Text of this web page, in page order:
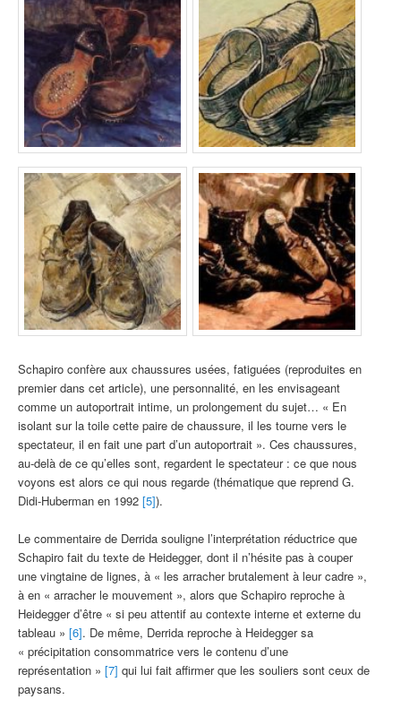
Schapiro confère aux chaussures usées, fatiguées (reproduites en
premier dans cet article), une personnalité, en les envisageant
comme un autoportrait intime, un prolongement du sujet… « En
isolant sur la toile cette paire de chaussure, il les tourne vers le
spectateur, il en fait une part d’un autoportrait ». Ces chaussures,
au-delà de ce qu’elles sont, regardent le spectateur : ce que nous
voyons est alors ce qui nous regarde (thématique que reprend G.
Didi-Huberman en 1992 [5]).
Le commentaire de Derrida souligne l’interprétation réductrice que
Schapiro fait du texte de Heidegger, dont il n’hésite pas à couper
une vingtaine de lignes, à « les arracher brutalement à leur cadre »,
à en « arracher le mouvement », alors que Schapiro reproche à
Heidegger d’être « si peu attentif au contexte interne et externe du
tableau » [6]. De même, Derrida reproche à Heidegger sa
« précipitation consommatrice vers le contenu d’une
représentation » [7] qui lui fait affirmer que les souliers sont ceux de
paysans.